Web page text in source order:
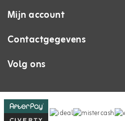
Mijn account
Contactgegevens
Volg ons